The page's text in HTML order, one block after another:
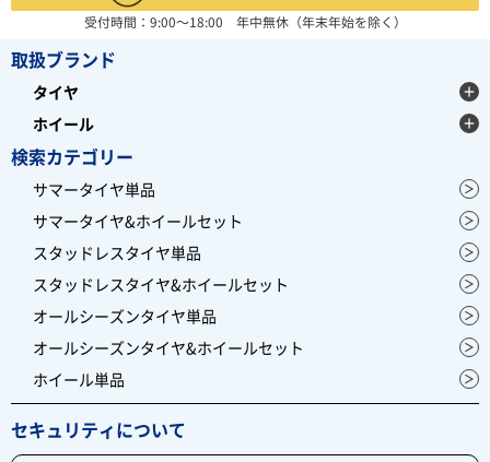
受付時間：9:00～18:00 年中無休（年末年始を除く）
取扱ブランド
タイヤ
ホイール
検索カテゴリー
サマータイヤ単品
サマータイヤ&ホイールセット
スタッドレスタイヤ単品
スタッドレスタイヤ&ホイールセット
オールシーズンタイヤ単品
オールシーズンタイヤ&ホイールセット
ホイール単品
セキュリティについて